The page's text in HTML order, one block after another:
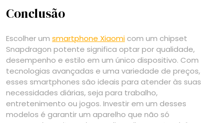
Conclusão
Escolher um smartphone Xiaomi com um chipset
Snapdragon potente significa optar por qualidade,
desempenho e estilo em um único dispositivo. Com
tecnologias avançadas e uma variedade de preços,
esses smartphones são ideais para atender às suas
necessidades diárias, seja para trabalho,
entretenimento ou jogos. Investir em um desses
modelos é garantir um aparelho que não só